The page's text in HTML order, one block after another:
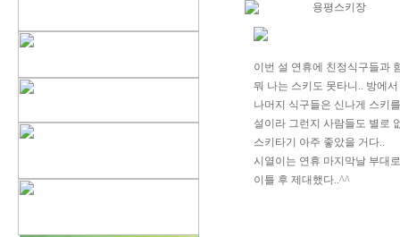
용평스키장
이번 설 연휴에 친정식구들과
뭐 나는 스키도 못타니.. 방에
나머지 식구들은 신나게 스키
설이라 그런지 사람들도 별로
스키타기 아주 좋았을 거다..
시열이는 연휴 마지막날 부대
이틀 후 제대했다..^^